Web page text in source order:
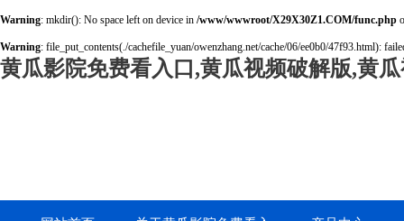
Warning: mkdir(): No space left on device in /www/wwwroot/X29X30Z1.COM/func.php
Warning: file_put_contents(./cachefile_yuan/owenzhang.net/cache/06/ee0b0/47f93.html):
黄瓜影院免费看入口,黄瓜视频破解版,黄